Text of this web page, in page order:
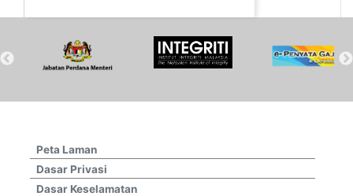
Peta Laman
Dasar Privasi
Dasar Keselamatan